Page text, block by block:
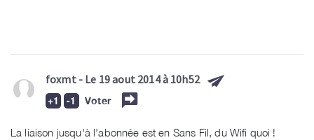
foxmt- Le 19 aout 2014 à 10h52
Voter
La liaison jusqu'à l'abonnée est en Sans Fil, du Wifi quoi !